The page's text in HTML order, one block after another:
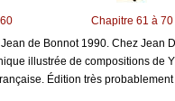
Chapitre 61 à 70
de Bonnot 1990. Chez Jean
illustrée de compositions de
Édition très